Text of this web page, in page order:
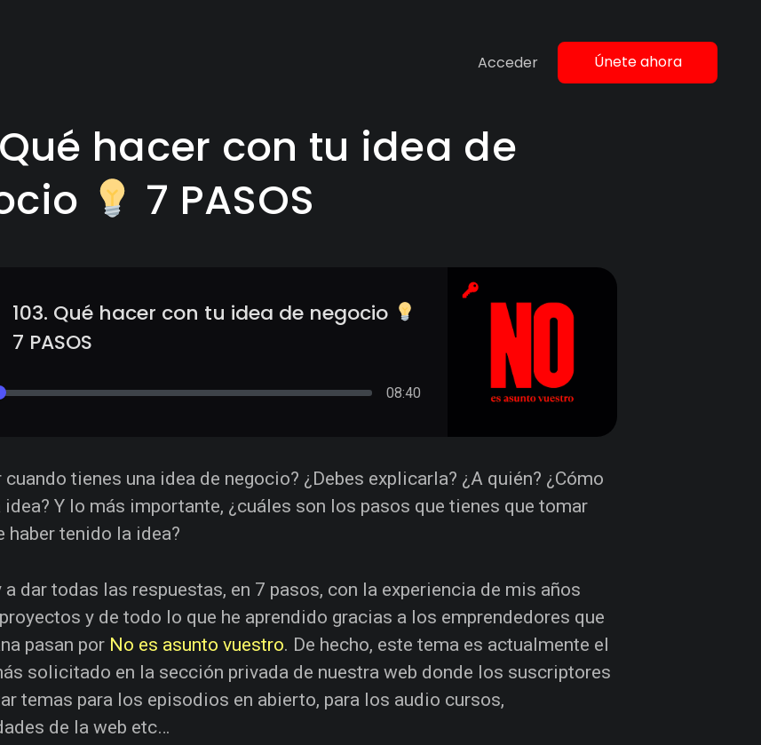
Acceder Únete ahora
hacer con tu idea de
7 PASOS
103. Qué hacer con tu idea de negocio
7 PASOS
08:40
cuando tienes una idea de negocio? ¿Debes explicarla? ¿A quién? ¿Cómo
Y lo más importante, ¿cuáles son los pasos que tienes que tomar
haber tenido la idea?
a dar todas las respuestas, en 7 pasos, con la experiencia de mis años
y de todo lo que he aprendido gracias a los emprendedores que
pasan por No es asunto vuestro. De hecho, este tema es actualmente el
solicitado en la sección privada de nuestra web donde los suscriptores
temas para los episodios en abierto, para los audio cursos,
de la web etc…